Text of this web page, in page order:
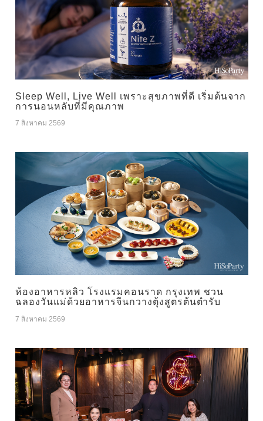
Sleep Well, Live Well เพราะสุขภาพที่ดี เริ่มต้นจาก
การนอนหลับที่มีคุณภาพ
7 สิงหาคม 2569
ห้องอาหารหลิว โรงแรมคอนราด กรุงเทพ ชวน
ฉลองวันแม่ด้วยอาหารจีนกวางตุ้งสูตรต้นตำรับ
7 สิงหาคม 2569